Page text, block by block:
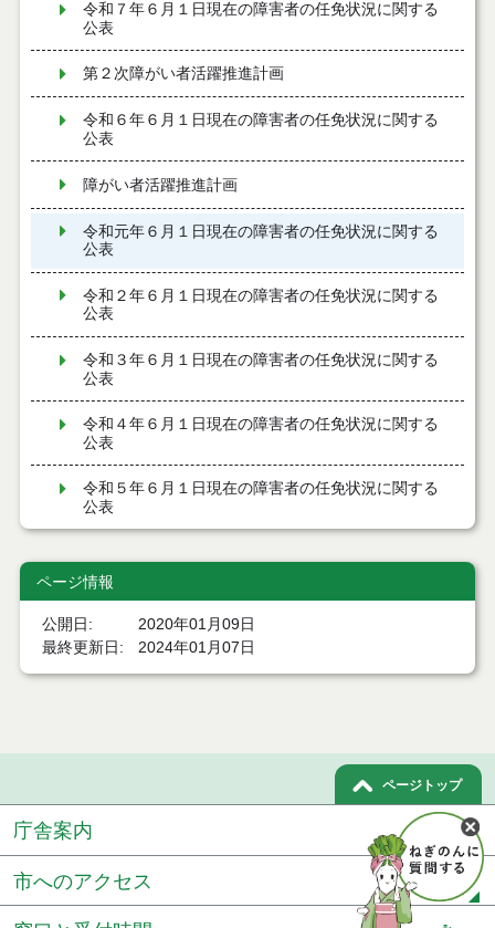
令和７年６月１日現在の障害者の任免状況に関する
公表
第２次障がい者活躍推進計画
令和６年６月１日現在の障害者の任免状況に関する
公表
障がい者活躍推進計画
令和元年６月１日現在の障害者の任免状況に関する
公表
令和２年６月１日現在の障害者の任免状況に関する
公表
令和３年６月１日現在の障害者の任免状況に関する
公表
令和４年６月１日現在の障害者の任免状況に関する
公表
令和５年６月１日現在の障害者の任免状況に関する
公表
ページ情報
公開日
2020年01月09日
最終更新日
2024年01月07日
ページトップ
庁舎案内
市へのアクセス